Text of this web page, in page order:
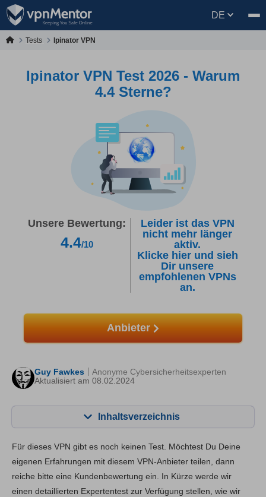
DE
Tests Ipinator VPN
Ipinator VPN Test 2026 - Warum
4.4 Sterne?
Unsere Bewertung:
4.4/10
Leider ist das VPN
nicht mehr länger
aktiv.
Klicke hier und sieh
Dir unsere
empfohlenen VPNs
an.
Anbieter
Guy Fawkes
Aktualisiert am 08.02.2024
Anonyme Cybersicherheitsexperten
Inhaltsverzeichnis
Hauptfunktionen 7.8
Installation und Apps 7.8
Für dieses VPN gibt es noch keinen Test. Möchtest Du Deine
eigenen Erfahrungen mit diesem VPN-Anbieter teilen, dann
reiche bitte eine Kundenbewertung ein. In Kürze werde wir
einen detaillierten Expertentest zur Verfügung stellen, wie wir